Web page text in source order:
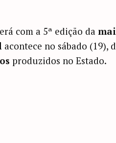
com a 5ª edição da
acontece no sábado (19),
produzidos no Estado.